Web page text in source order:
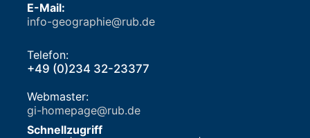
E-Mail:
info-geographie@rub.de
Telefon:
+49 (0)234 32-23377
Webmaster:
gi-homepage@rub.de
Schnellzugriff